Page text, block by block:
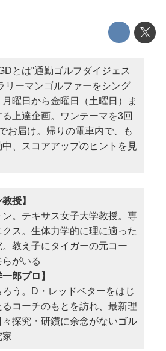
とは‟通勤ゴルフダイジェス
リーマンゴルファーをシング
曜日から金曜日（土曜日）ま
上達企画。ワンテーマを3回
お届け。帰りの電車内で、も
、スコアアップのヒントを見
授】
。テキサス女子大学教授。専
ス。生体力学的に理に適った
教え子にタイガーの元コー
がいる
郎プロ】
う。D・レッドベターをはじ
コーチのもとを訪れ、最新理
探究・研鑽に余念がないゴル
家